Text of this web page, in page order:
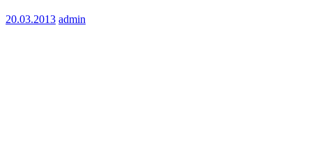
20.03.2013 admin